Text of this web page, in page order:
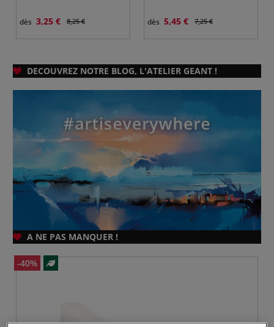
dès 3,25 € 8,25 € dès 5,45 € 7,25 €
DECOUVREZ NOTRE BLOG, L'ATELIER GEANT !
A NE PAS MANQUER !
-40%